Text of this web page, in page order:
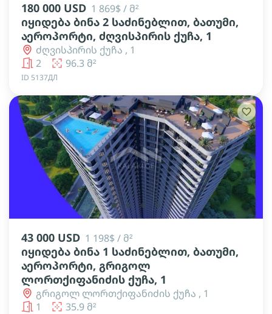
180 000 USD 1 869$ / მ²
იყიდება ბინა 2 საძინებლით, ბათუმი,
აეროპორტი, ძღვისპირის ქუჩა, 1
ძღვისპირის ქუჩა , 1
2
96.3 მ²
ID 5137ДЛ
lens lens lens lens
43 000 USD 1 198$ / მ²
იყიდება ბინა 1 საძინებლით, ბათუმი,
აეროპორტი, გრიგოლ
ლორთქიფანიძის ქუჩა, 1
გრიგოლ ლორთქიფანიძის ქუჩა , 1
1
35.9 მ²